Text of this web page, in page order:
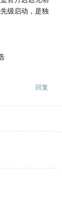
级启动，是独
回复